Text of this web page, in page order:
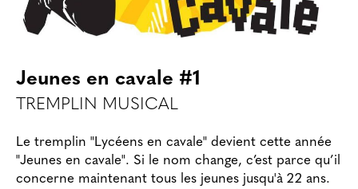
Jeunes en cavale #1
TREMPLIN MUSICAL
Le tremplin "Lycéens en cavale" devient cette année
"Jeunes en cavale". Si le nom change, c’est parce qu’il
concerne maintenant tous les jeunes jusqu'à 22 ans.